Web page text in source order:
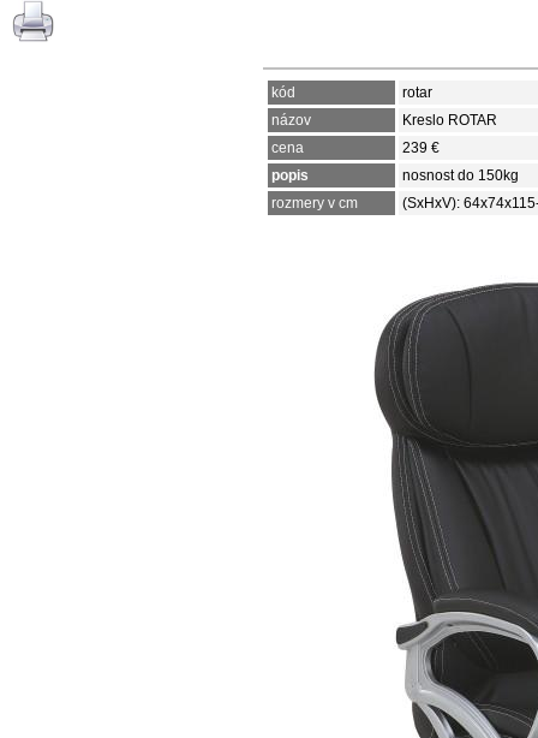
kód
rotar
názov
Kreslo ROTAR
cena
239 €
popis
nosnost do 150kg
rozmery v cm
(SxHxV):